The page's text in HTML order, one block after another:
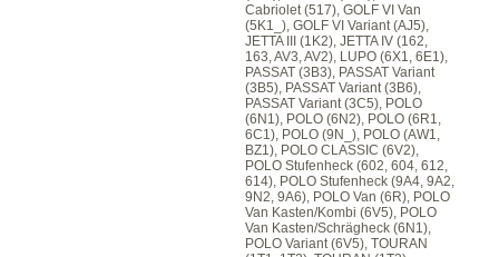
Cabriolet (517), GOLF VI Van
(5K1_), GOLF VI Variant (AJ5),
JETTA III (1K2), JETTA IV (162,
163, AV3, AV2), LUPO (6X1, 6E1),
PASSAT (3B3), PASSAT Variant
(3B5), PASSAT Variant (3B6),
PASSAT Variant (3C5), POLO
(6N1), POLO (6N2), POLO (6R1,
6C1), POLO (9N_), POLO (AW1,
BZ1), POLO CLASSIC (6V2),
POLO Stufenheck (602, 604, 612,
614), POLO Stufenheck (9A4, 9A2,
9N2, 9A6), POLO Van (6R), POLO
Van Kasten/Kombi (6V5), POLO
Van Kasten/Schrägheck (6N1),
POLO Variant (6V5), TOURAN